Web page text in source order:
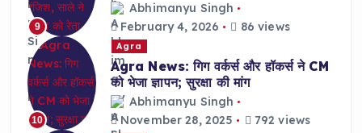
9
Abhimanyu Singh
February 4, 2026
86 views
10
Agra
Agra News: गिग वर्कर्स और हॉकर्स ने CM
को भेजा ज्ञापन; सुरक्षा की मांग
Abhimanyu Singh
November 28, 2025
792 views